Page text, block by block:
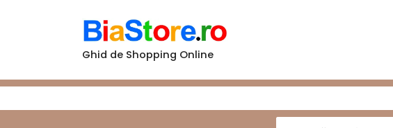
Ghid de Shopping Online